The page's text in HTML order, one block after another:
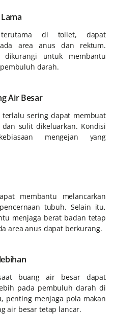
di toilet, dapat
area anus dan rektum.
dikurangi untuk membantu
darah.
Air Besar
sering dapat membuat
sulit dikeluarkan. Kondisi
mengejan yang
membantu melancarkan
tubuh. Selain itu,
menjaga berat badan tetap
area anus dapat berkurang.
buang air besar dapat
pada pembuluh darah di
penting menjaga pola makan
air besar tetap lancar.